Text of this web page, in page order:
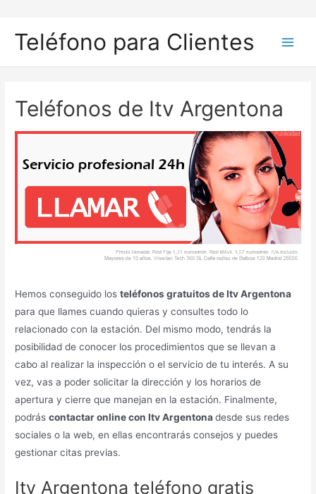
contenido
Teléfono para Clientes
Teléfonos de Itv Argentona
Hemos conseguido losteléfonos gratuitos de Itv Argentona
para que llames cuando quieras y consultes todo lo
relacionado con la estación. Del mismo modo, tendrás la
posibilidad de conocer los procedimientos que se llevan a
cabo al realizar la inspección o el servicio de tu interés. A su
vez, vas a poder solicitar la dirección y los horarios de
apertura y cierre que manejan en la estación. Finalmente,
podráscontactar online con Itv Argentonadesde sus redes
sociales o la web, en ellas encontrarás consejos y puedes
gestionar citas previas.
Itv Argentona teléfono gratis